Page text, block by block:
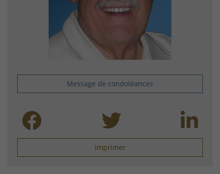
Message de condoléances
Imprimer